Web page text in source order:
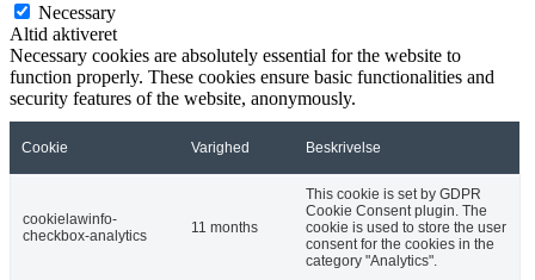
Necessary
Altid aktiveret
Necessary cookies are absolutely essential for the website to
function properly. These cookies ensure basic functionalities and
security features of the website, anonymously.
Cookie Varighed Beskrivelse
cookielawinfo-
checkbox-analytics
11 months
This cookie is set by GDPR
Cookie Consent plugin. The
cookie is used to store the user
consent for the cookies in the
category "Analytics".